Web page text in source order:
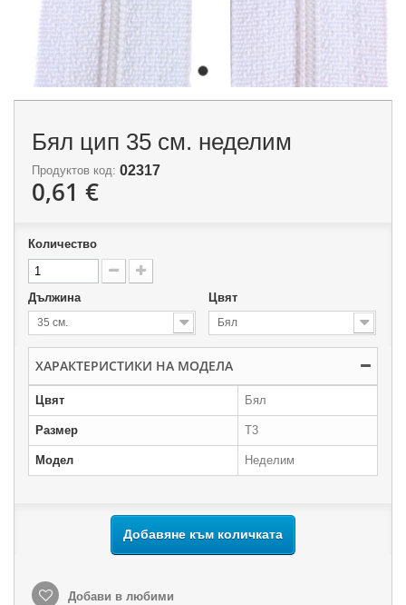
Бял цип 35 см. неделим
Продуктов код: 02317
0,61 €
Количество
Дължина
35 см.
Цвят
Бял
ХАРАКТЕРИСТИКИ НА МОДЕЛА
Цвят Бял
Размер T3
Модел Неделим
Добавяне към количката
Добави в любими